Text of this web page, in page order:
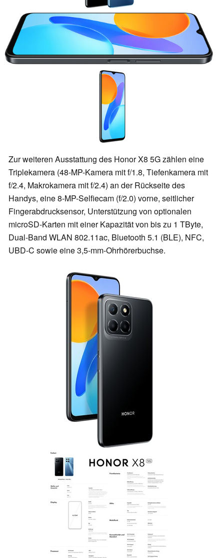
Zur weiteren Ausstattung des Honor X8 5G zählen eine
Triplekamera (48-MP-Kamera mit f/1.8, Tiefenkamera mit
f/2.4, Makrokamera mit f/2.4) an der Rückseite des
Handys, eine 8-MP-Selfiecam (f/2.0) vorne, seitlicher
Fingerabdrucksensor, Unterstützung von optionalen
microSD-Karten mit einer Kapazität von bis zu 1 TByte,
Dual-Band WLAN 802.11ac, Bluetooth 5.1 (BLE), NFC,
UBD-C sowie eine 3,5-mm-Ohrhörerbuchse.